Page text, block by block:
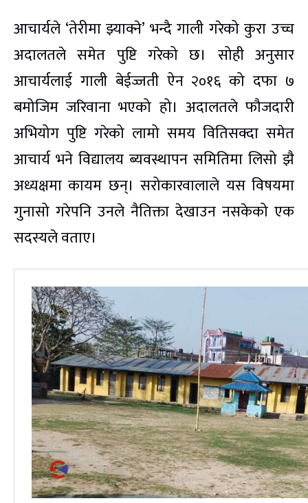
आचार्यले ‘तेरीमा झ्याक्ने’ भन्दै गाली गरेको कुरा उच्च
अदालतले समेत पुष्टि गरेको छ। सोही अनुसार
आचार्यलाई गाली बेईज्जती ऐन २०१६ को दफा ७
बमोजिम जरिवाना भएको हो। अदालतले फौजदारी
अभियोग पुष्टि गरेको लामो समय वितिसक्दा समेत
आचार्य भने विद्यालय ब्यवस्थापन समितिमा लिसो झै
अध्यक्षमा कायम छन्। सरोकारवालाले यस विषयमा
गुनासो गरेपनि उनले नैतिक्ता देखाउन नसकेको एक
सदस्यले वताए।